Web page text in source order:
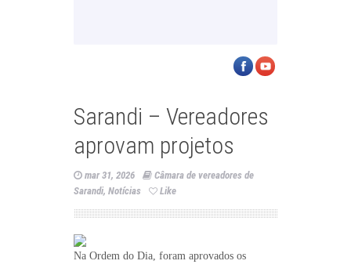
Sarandi – Vereadores
aprovam projetos
mar 31, 2026
Câmara de vereadores de
Sarandi, Notícias Like
Na Ordem do Dia, foram aprovados os